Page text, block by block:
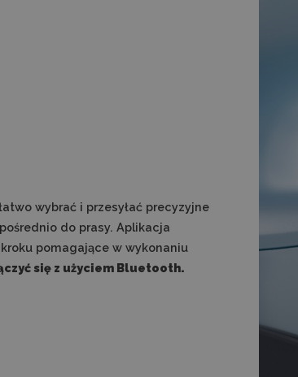
wybrać i przesyłać precyzyjne
do prasy. Aplikacja
pomagające w wykonaniu
się z użyciem Bluetooth.